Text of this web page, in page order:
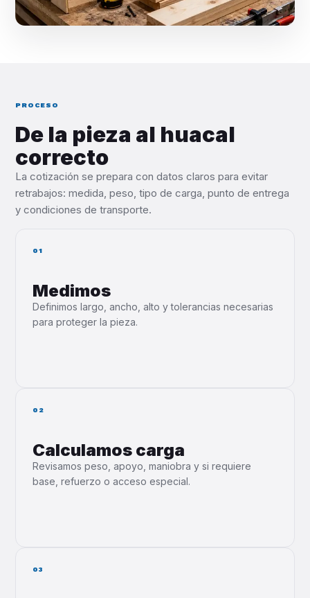
PROCESO
De la pieza al huacal
correcto
La cotización se prepara con datos claros para evitar
retrabajos: medida, peso, tipo de carga, punto de entrega
y condiciones de transporte.
01
Medimos
Definimos largo, ancho, alto y tolerancias necesarias
para proteger la pieza.
02
Calculamos carga
Revisamos peso, apoyo, maniobra y si requiere
base, refuerzo o acceso especial.
03